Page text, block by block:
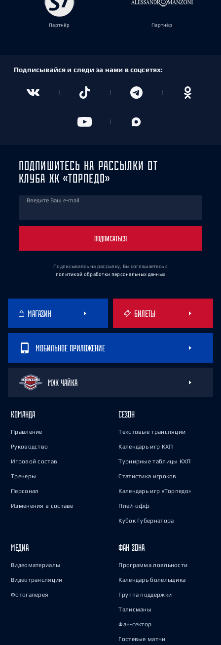
Партнёр Партнёр
Подписывайся и следи за нами в соцсетях:
ПОДПИШИТЕСЬ НА РАССЫЛКИ ОТ
КЛУБА ХК «ТОРПЕДО»
Введите Ваш e-mail
ПОДПИСАТЬСЯ
Подписываясь на рассылку, Вы соглашаетесь с
политикой обработки персональных данных
МАГАЗИН БИЛЕТЫ
МОБИЛЬНОЕ ПРИЛОЖЕНИЕ
МХК ЧАЙКА
КОМАНДА
Правление
Руководство
Игровой состав
Тренеры
Персонал
Изменения в составе
СЕЗОН
Текстовые трансляции
Календарь игр КХЛ
Турнирные таблицы КХЛ
Статистика игроков
Календарь игр «Торпедо»
Плей-офф
Кубок Губернатора
МЕДИА
Видеоматериалы
Видеотрансляции
Фотогалерея
ФАН-ЗОНА
Программа лояльности
Календарь болельщика
Группа поддержки
Талисманы
Фан-сектор
Гостевые матчи